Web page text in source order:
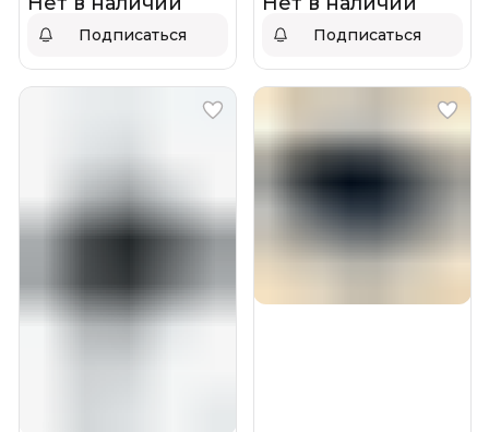
Подписаться
Подписаться